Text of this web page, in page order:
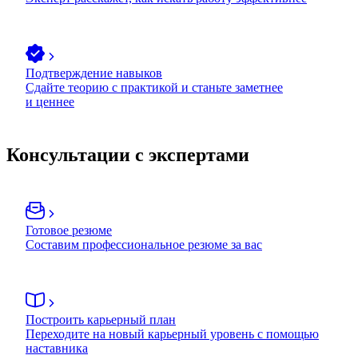
Подтверждение навыков
Сдайте теорию с практикой и станьте заметнее
и ценнее
Консультации с экспертами
Готовое резюме
Составим профессиональное резюме за вас
Построить карьерный план
Переходите на новый карьерный уровень с помощью
наставника